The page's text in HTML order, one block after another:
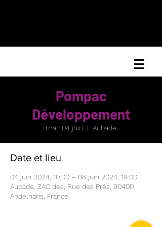
Pompac
Développement
mar. 04 juin
  |
Aubade
Date et lieu
04 juin 2024, 10:00 – 06 juin 2024, 19:00
Aubade, ZAC des, Rue des Prés, 90400
Andelnans, France